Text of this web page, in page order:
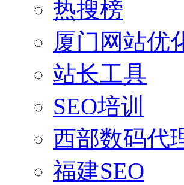
热搜榜
厦门网站优
站长工具
SEO培训
西部数码代
福建SEO